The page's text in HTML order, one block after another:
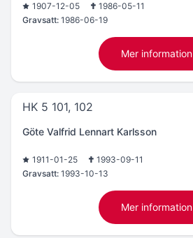
1907-12-05
1986-05-11
Gravsatt: 1986-06-19
Mer information
HK 5 101, 102
Göte Valfrid Lennart Karlsson
1911-01-25
1993-09-11
Gravsatt: 1993-10-13
Mer information